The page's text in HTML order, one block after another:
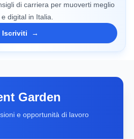
di carriera per muoverti meglio
digital in Italia.
Iscriviti
→
Garden
e opportunità di lavoro